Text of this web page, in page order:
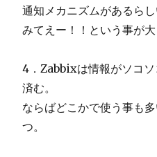
通知メカニズムがあるら
みてえー！！という事が大
4．Zabbixは情報がソコ
済む。
ならばどこかで使う事も
つ。